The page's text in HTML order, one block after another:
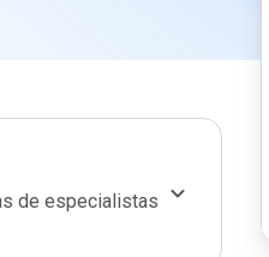
de especialistas